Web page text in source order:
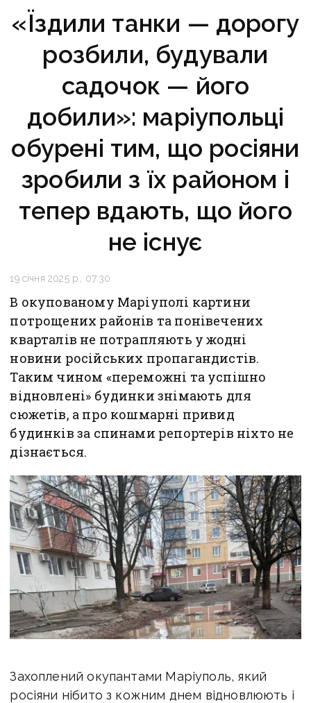
«Їздили танки — дорогу
розбили, будували
садочок — його
добили»: маріупольці
обурені тим, що росіяни
зробили з їх районом і
тепер вдають, що його
не існує
19 січня 2025 р., 07:30
В окупованому Маріуполі картини
потрощених районів та понівечених
кварталів не потрапляють у жодні
новини російських пропагандистів.
Таким чином «переможні та успішно
відновлені» будинки знімають для
сюжетів, а про кошмарні привид
будинків за спинами репортерів ніхто не
дізнається.
Захоплений окупантами Маріуполь, який
росіяни нібито з кожним днем відновлюють і